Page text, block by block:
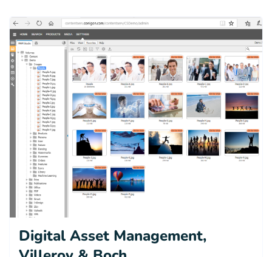
Digital Asset Management,